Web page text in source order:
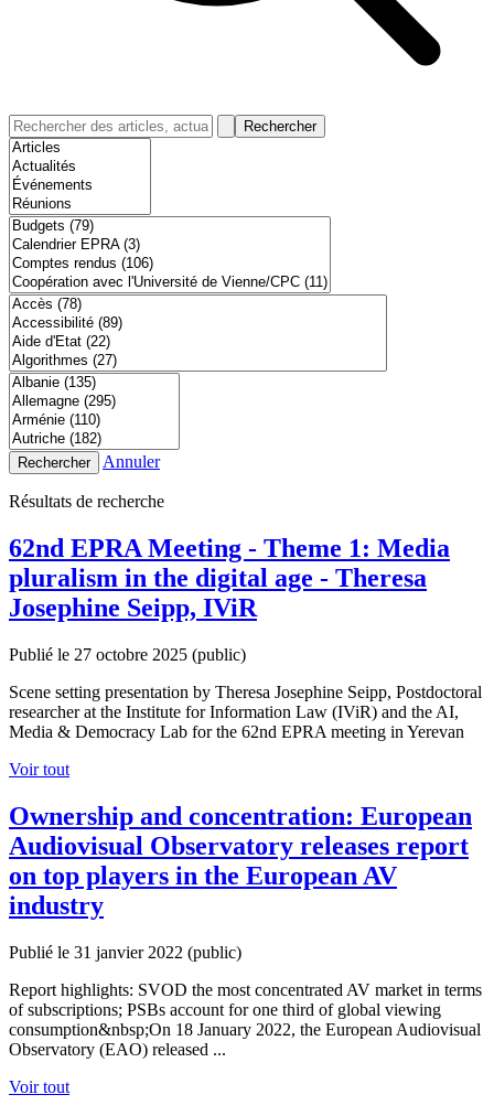
Rechercher
Rechercher Annuler
Résultats de recherche
62nd EPRA Meeting - Theme 1: Media
pluralism in the digital age - Theresa
Josephine Seipp, IViR
Publié le 27 octobre 2025 (public)
Scene setting presentation by Theresa Josephine Seipp, Postdoctoral
researcher at the Institute for Information Law (IViR) and the AI,
Media & Democracy Lab for the 62nd EPRA meeting in Yerevan
Voir tout
Ownership and concentration: European
Audiovisual Observatory releases report
on top players in the European AV
industry
Publié le 31 janvier 2022 (public)
Report highlights: SVOD the most concentrated AV market in terms
of subscriptions; PSBs account for one third of global viewing
consumption&nbsp;On 18 January 2022, the European Audiovisual
Observatory (EAO) released ...
Voir tout